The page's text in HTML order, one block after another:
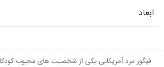
ابعاد
فیگور مرد آمریکایی یکی از شخصیت های محبوب